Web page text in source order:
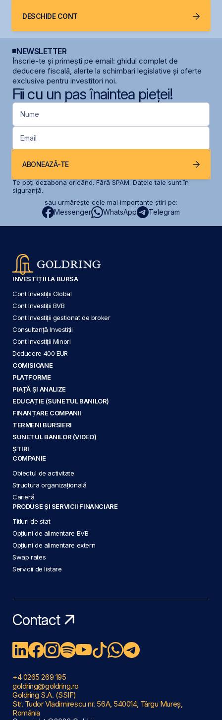
DESCHIDE CONT
NEWSLETTER
Înscrie-te și primești pe email: ghidul complet de
deducere fiscală, alerte la schimbari legislative și oferte
exclusive pentru investitori noi.
Fii cu un pas înaintea pieței!
Nume
Email
ABONEAZĂ-TE
Te poți dezabona oricând. Fără SPAM. Datele tale sunt în
siguranță.
sau urmărește cele mai importante știri pe:
Messenger WhatsApp Telegram
INVESTIȚII LA BURSA
Cont Investiții Global
Cont Investiții BVB
Cont Investiții gestionat de broker
Consultanță Investiții
Cont Investiții Minori
Deducere 400 EUR
COMISIOANE
PLATFORME
PIAȚĂ ȘI ANALIZE
EDUCAȚIE (SUNETUL BANILOR)
FINANȚARE COMPANII
TERMENI BURSIERI
SUNETUL BANILOR (VIDEO)
ȘTIRI
COMPANIE
Obiectul de activitate
Structura organizațională
Carieră
PRODUSE ȘI SERVICII FINANCIARE
Titluri de stat
Opțiuni de alimentare BVB
Opțiuni de alimentare extern
Swap rates
Servicii de listare
Contact
+4 0265 269 195
goldring@goldring.ro
Goldring S.A. (SSIF)
Str. Tudor Vladimirescu nr. 56A, 540014, Târgu Mureș,
România